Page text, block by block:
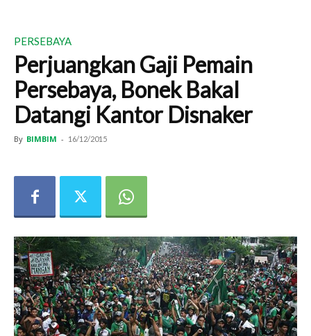
PERSEBAYA
Perjuangkan Gaji Pemain
Persebaya, Bonek Bakal
Datangi Kantor Disnaker
By BIMBIM - 16/12/2015